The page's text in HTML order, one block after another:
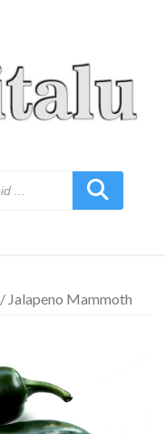
/ Jalapeno Mammoth